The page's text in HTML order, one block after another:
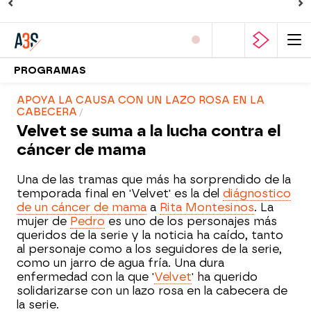
PROGRAMAS
APOYA LA CAUSA CON UN LAZO ROSA EN LA
CABECERA
Velvet se suma a la lucha contra el
cáncer de mama
Una de las tramas que más ha sorprendido de la
temporada final en 'Velvet' es la del diágnostico
de un cáncer de mama a Rita Montesinos. La
mujer de Pedro es uno de los personajes más
queridos de la serie y la noticia ha caído, tanto
al personaje como a los seguidores de la serie,
como un jarro de agua fría. Una dura
enfermedad con la que 'Velvet' ha querido
solidarizarse con un lazo rosa en la cabecera de
la serie.